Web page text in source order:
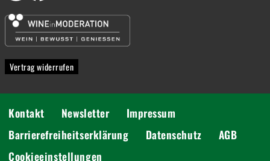
Vertrag widerrufen
Kontakt Newsletter
Impressum
Barrierefreiheitserklärung
Datenschutz
AGB
Cookieeinstellungen